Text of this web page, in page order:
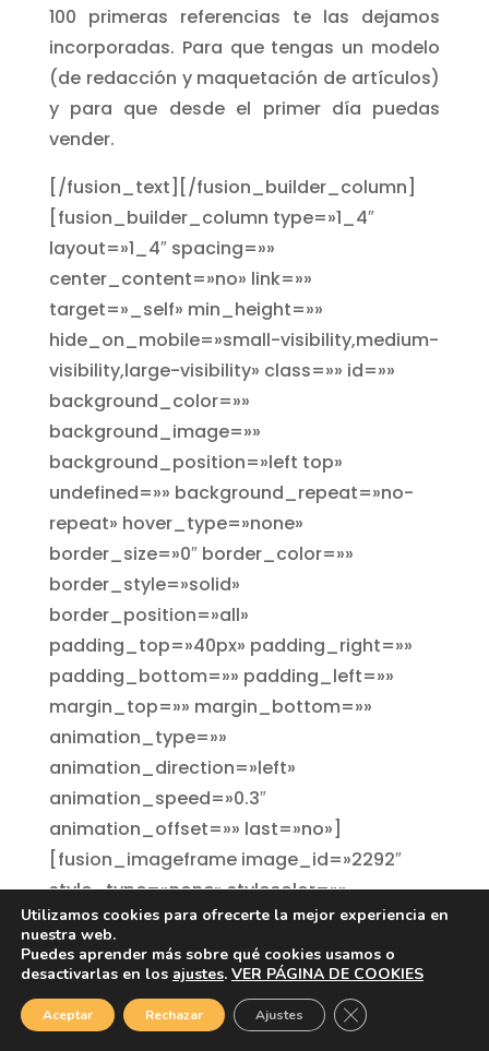
100 primeras referencias te las dejamos
incorporadas. Para que tengas un modelo
(de redacción y maquetación de artículos)
y para que desde el primer día puedas
vender.
[/fusion_text][/fusion_builder_column]
[fusion_builder_column type=»1_4″
layout=»1_4″ spacing=»»
center_content=»no» link=»»
target=»_self» min_height=»»
hide_on_mobile=»small-visibility,medium-
visibility,large-visibility» class=»» id=»»
background_color=»»
background_image=»»
background_position=»left top»
undefined=»» background_repeat=»no-
repeat» hover_type=»none»
border_size=»0″ border_color=»»
border_style=»solid»
border_position=»all»
padding_top=»40px» padding_right=»»
padding_bottom=»» padding_left=»»
margin_top=»» margin_bottom=»»
animation_type=»»
animation_direction=»left»
animation_speed=»0.3″
animation_offset=»» last=»no»]
[fusion_imageframe image_id=»2292″
style_type=»none» stylecolor=»»
hover_type=»zoomout» bordersize=»2″
bordercolor=»#777777″
borderradius=»4px» align=»center»
lightbox=»no» gallery_id=»»
Utilizamos cookies para ofrecerte la mejor experiencia en
nuestra web.
Puedes aprender más sobre qué cookies usamos o
desactivarlas en los ajustes. VER PÁGINA DE COOKIES
Aceptar Rechazar Ajustes Cerrar el banner de